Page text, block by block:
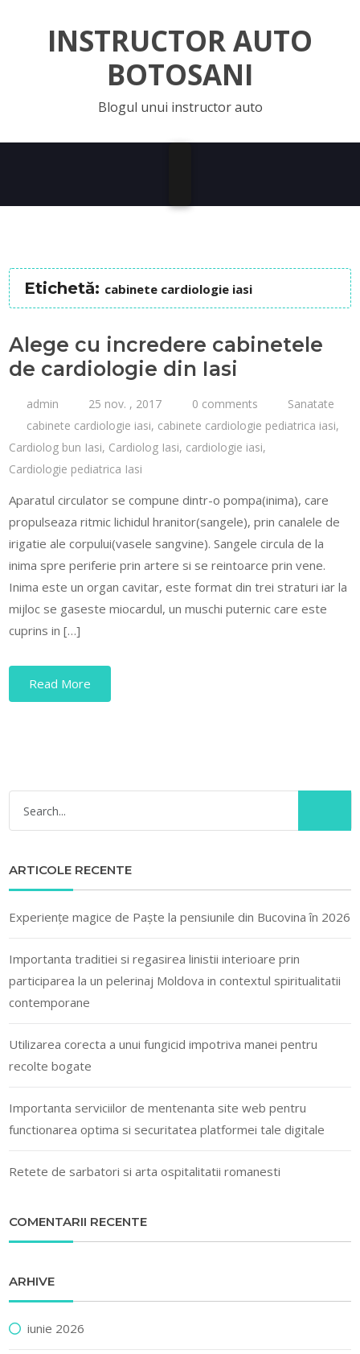
INSTRUCTOR AUTO
BOTOSANI
Blogul unui instructor auto
Etichetă: cabinete cardiologie iasi
Alege cu incredere cabinetele
de cardiologie din Iasi
admin 25 nov. , 2017 0 comments
Sanatate
cabinete cardiologie iasi, cabinete cardiologie pediatrica iasi,
Cardiolog bun Iasi, Cardiolog Iasi, cardiologie iasi,
Cardiologie pediatrica Iasi
Aparatul circulator se compune dintr-o pompa(inima), care
propulseaza ritmic lichidul hranitor(sangele), prin canalele de
irigatie ale corpului(vasele sangvine). Sangele circula de la
inima spre periferie prin artere si se reintoarce prin vene.
Inima este un organ cavitar, este format din trei straturi iar la
mijloc se gaseste miocardul, un muschi puternic care este
cuprins in […]
Read More
ARTICOLE RECENTE
Experiențe magice de Paște la pensiunile din Bucovina în 2026
Importanta traditiei si regasirea linistii interioare prin
participarea la un pelerinaj Moldova in contextul spiritualitatii
contemporane
Utilizarea corecta a unui fungicid impotriva manei pentru
recolte bogate
Importanta serviciilor de mentenanta site web pentru
functionarea optima si securitatea platformei tale digitale
Retete de sarbatori si arta ospitalitatii romanesti
COMENTARII RECENTE
ARHIVE
iunie 2026